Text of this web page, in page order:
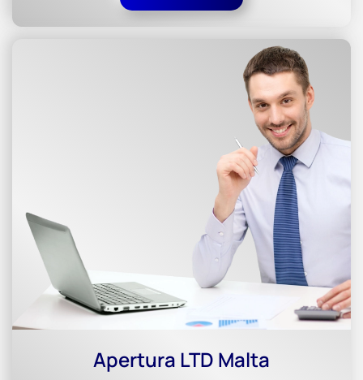
Apertura LTD Malta